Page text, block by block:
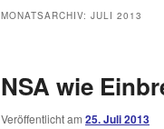
MONATSARCHIV: JULI 2013
NSA wie
Veröffentlicht am 25. Juli 2013